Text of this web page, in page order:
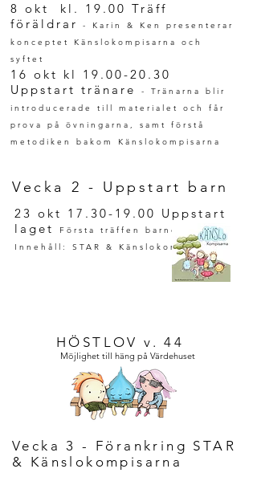
8 okt kl. 19.00 Träff
föräldrar
- Karin & Ken presenterar
konceptet Känslokompisarna och
syftet
16 okt kl 19.00-20.30
Uppstart tränare
- Tränarna blir
introducerade till materialet och får
prova på övningarna, samt förstå
metodiken bakom Känslokompisarna
Vecka 2 - Uppstart barn
23 okt 17.30-19.00 Uppstart
laget
Första träffen barnen.
Innehåll: STAR & Känslokompisarna
HÖSTLOV v. 44
Möjlighet till häng på Värdehuset
Vecka 3 - Förankring STAR
& Känslokompisarna